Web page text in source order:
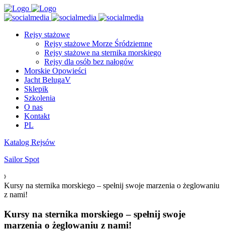
Rejsy stażowe
Rejsy stażowe Morze Śródziemne
Rejsy stażowe na sternika morskiego
Rejsy dla osób bez nałogów
Morskie Opowieści
Jacht BelugaV
Sklepik
Szkolenia
O nas
Kontakt
PL
Katalog Rejsów
Sailor Spot
Kursy na sternika morskiego – spełnij swoje marzenia o żeglowaniu
z nami!
Kursy na sternika morskiego – spełnij swoje
marzenia o żeglowaniu z nami!